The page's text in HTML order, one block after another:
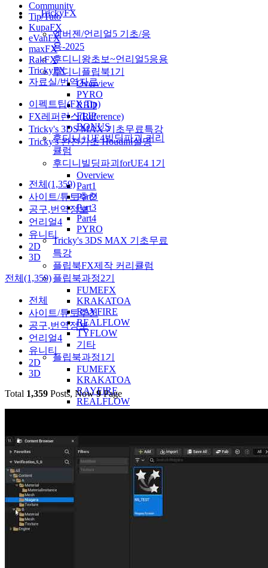
TrickyFX
엠버젠/언리얼5 기초/응
용-2025
후디니왕초보~언리얼5응용
후디니플립북1기
Overview
PYRO
RBD
FLIP
BONUS
후디니+UE4빌딩파괴 커리
큘럼
후디니빌딩파괴forUE4 1기
Overview
Part1
Part2
Part3
Part4
PYRO
Tricky's 3DS MAX 기초무료
특강
플립북FX제작 커리큘럼
플립북과정2기
FUMEFX
KRAKATOA
RAYFIRE
REALFLOW
TYFLOW
기타
플립북과정1기
FUMEFX
KRAKATOA
RAYFIRE
REALFLOW
강좌
질답
크라카토아특강 1기 강의실
강좌
레이파이어특강 1기 강의실
Community
Tip/Tuto
KupaFX
eVanFX
maxFX
RakFX
TrickyFX
자료실/번역자료
이펙트팁(FX Tip)
FX레퍼런스(Reference)
Tricky's 3DS MAX 기초무료특강
Tricky's 완전기초 Houdini설명
전체(1,359)
사이트/튜토추천
공구,번역정보
언리얼4
유니티
2D
3D
전체(1,359)
전체
사이트/튜토추천
공구,번역정보
언리얼4
유니티
2D
3D
Total 1,359 Posts, Now9Page